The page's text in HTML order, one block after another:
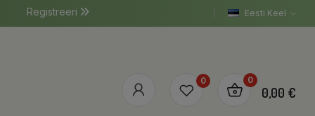
Eesti Keel
Registreeri
0 0
0,00 €